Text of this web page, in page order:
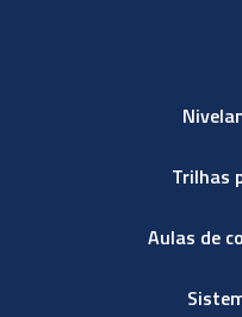
Trilhas
Aulas de